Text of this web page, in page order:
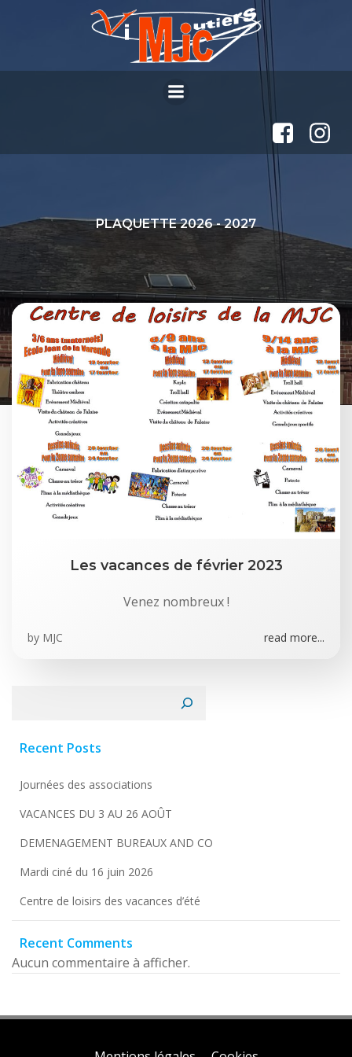
Aller
au
contenu
PLAQUETTE 2026 - 2027
Les vacances de février 2023
Venez nombreux !
by MJC read more...
Recent Posts
Journées des associations
VACANCES DU 3 AU 26 AOÛT
DEMENAGEMENT BUREAUX AND CO
Mardi ciné du 16 juin 2026
Centre de loisirs des vacances d’été
Recent Comments
Aucun commentaire à afficher.